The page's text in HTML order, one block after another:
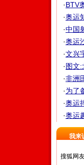
·BTV
·奥运
·中国
·奥运
·文兴
·图文:
·非洲
·为了
·奥运
·奥运
我来